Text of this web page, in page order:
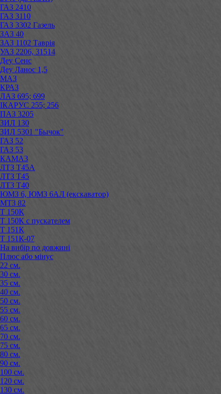
ГАЗ 2410
ГАЗ 3110
ГАЗ 3302 Газель
ЗАЗ 40
ЗАЗ 1102 Таврія
УАЗ 2206, 31514
Деу Сенс
Деу Ланос 1,5
МАЗ
КРАЗ
ЛАЗ 695; 699
ІКАРУС 255; 256
ПАЗ 3205
ЗИЛ 130
ЗИЛ 5301 "Бычок"
ГАЗ 52
ГАЗ 53
КАМАЗ
ЛТЗ Т45А
ЛТЗ Т45
ЛТЗ Т40
ЮМЗ 6, ЮМЗ 6АЛ (екскаватор)
МТЗ 82
Т 150К
Т 150К с пускателем
Т 151К
Т 151К-07
На вибір по довжині
Плюс або мінус
22 см.
30 см.
35 см.
40 см.
50 см.
55 см.
60 см.
65 см.
70 см.
75 см.
80 см.
90 см.
100 см.
120 см.
130 см.